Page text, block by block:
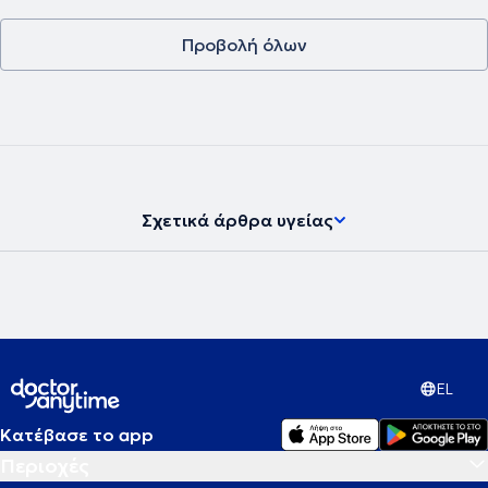
Προβολή όλων
Σχετικά άρθρα υγείας
EL
Κατέβασε το app